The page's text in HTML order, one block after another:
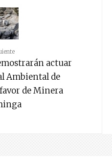
actuar
Ambiental de
de Minera